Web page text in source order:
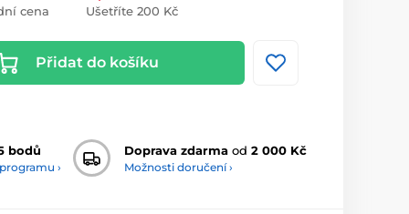
cena Ušetříte 200 Kč
Přidat do košíku
bodů
›
Doprava zdarma od 2 000 Kč
Možnosti doručení ›